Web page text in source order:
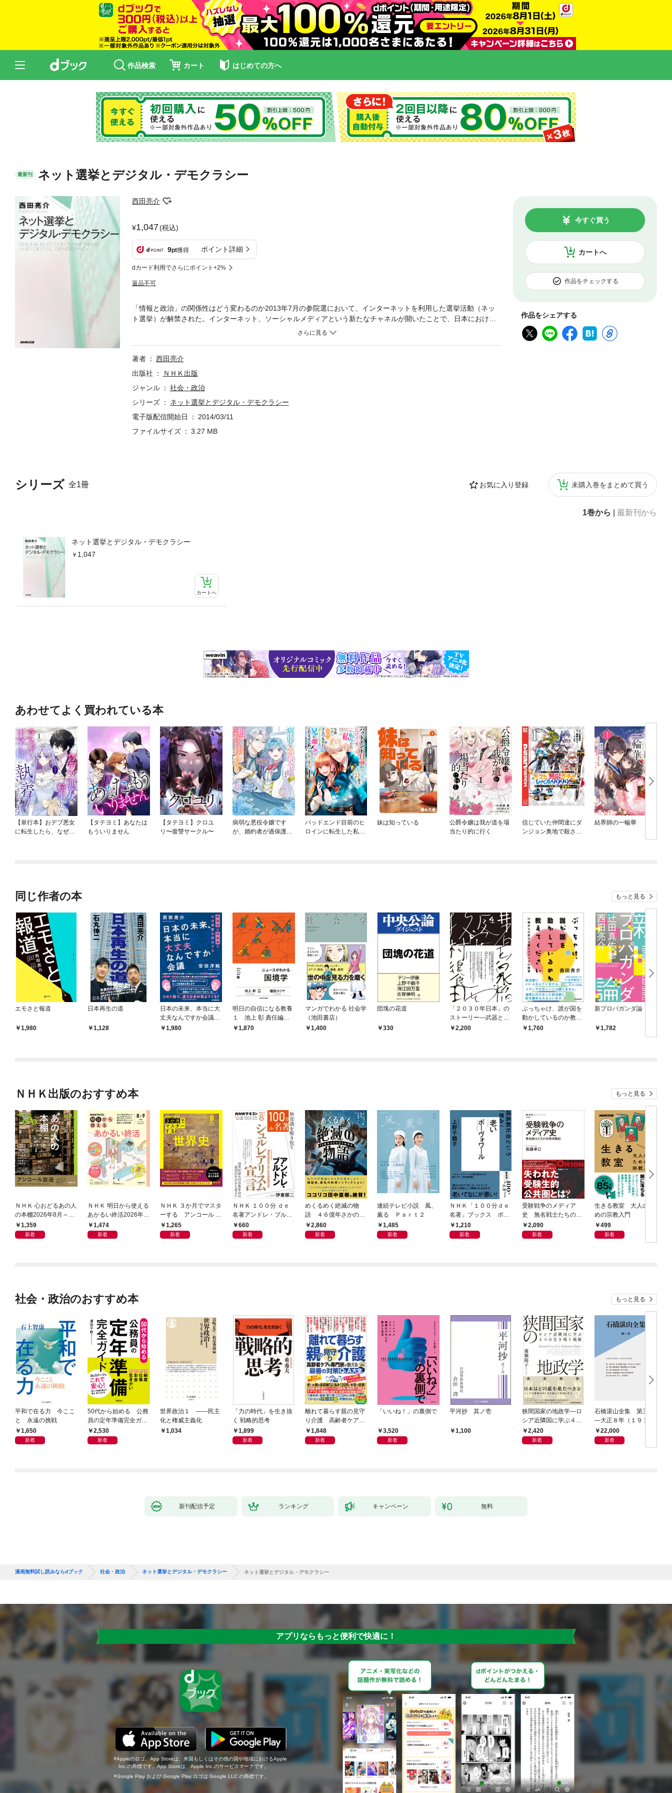
作品検索 カート はじめての方へ
最新刊 ネット選挙とデジタル・デモクラシー
西田亮介
1,047(税込)
9pt獲得 ポイント詳細
dカード利用でさらにポイント+2%
返品不可
カートへ
今すぐ買う
作品をチェックする
作品をシェアする
シリーズ 全1冊 お気に入り登録 未購入巻をまとめて買う
1巻から 最新刊から
ネット選挙とデジタル・デモクラシー
1,047
カートへ
「情報と政治」の関係性はどう変わるのか2013年7月の参院選において、インターネットを利用した選挙活動（ネッ
ト選挙）が解禁された。インターネット、ソーシャルメディアという新たなチャネルが開いたことで、日本における
情報と政治・行政の関係はどのように変化するのか。著者自ら取材した最新情報も交えて中長期的な展望を語る。第1
はデジタル・デモクラシーを求めて政策論争の不在と双方向性の問い政治マーケティングの高度化と政治の透明化／
市場とメディアが民主主義と「共存」する制度設計 など第3章「行政の情報化」と「政党の情報化」「行政の情報
ル・デモクラシーの波―ドイツ海賊党の光と影―」(伊槻雅裕)
著者
西田亮介
出版社
ＮＨＫ出版
ジャンル
社会・政治
シリーズ
ネット選挙とデジタル・デモクラシー
電子版配信開始日
2014/03/11
ファイルサイズ
3.27 MB
あわせてよく買われている本
【単行本】おデブ悪女
に転生したら、なぜか
【タテヨミ】あなたは
もういりません
【タテヨミ】クロユ
リ〜復讐サークル〜
病弱な悪役令嬢です
が、婚約者が過保護す
バッドエンド目前のヒ
ロインに転生した私、
妹は知っている
公爵令嬢は我が道を場
当たり的に行く
信じていた仲間達にダ
ンジョン奥地で殺され
結界師の一輪華
同じ作者の本 もっと見る
エモさと報道
1,980
日本再生の道
1,128
日本の未来、本当に大
丈夫なんですか会議
経済学×社会学で社会
1,980
明日の自信になる教養
１ 池上 彰 責任編
集 ニュースがわかる
1,870
マンガでわかる 社会学
（池田書店）
1,400
団塊の花道
330
「２０３０年日本」の
ストーリー―武器とし
ての社会科学・歴史・
2,200
ぶっちゃけ、誰が国を
動かしているのか教え
てください 17歳から
1,760
新プロパガンダ論
1,782
ＮＨＫ出版のおすすめ本 もっと見る
ＮＨＫ 心おどるあの人
の本棚2026年8月～9
月1,359
新着
ＮＨＫ 明日から使える
あかるい終活2026年8
月～9月
1,474
新着
ＮＨＫ ３か月でマスタ
ーする アンコール 世
界史2026年8月
1,265
新着
ＮＨＫ １００分 ｄｅ
名著アンドレ・ブルト
ン 『シュルレアリスム
宣言』2026年8月
660
新着
めくるめく絶滅の物
語 ４６億年さかのぼ
り地球史
2,860
新着
連続テレビ小説 風、
薫る Ｐａｒｔ２
1,485
新着
ＮＨＫ「１００分ｄｅ
名著」ブックス ボー
ヴォワール 老い 超
高齢社会という「恵
1,210
新着
受験戦争のメディア
史 無名戦士たちの合
格体験記
2,090
新着
生きる教室 大人のた
めの宗教入門
499
新着
社会・政治のおすすめ本 もっと見る
平和で在る力 今ここ
と 永遠の挑戦
1,650
新着
50代から始める 公務
員の定年準備完全ガイ
ド2,530
新着
世界政治１ ――民主
化と権威主義化
1,034
「力の時代」を生き抜
く 戦略的思考
1,899
新着
離れて暮らす親の見守
り介護 高齢者ケアの
専門家が教える最善の
対策Q＆A大全
1,848
新着
「いいね！」の裏側で
3,520
新着
平河抄 其ノ壱
1,100
狭間国家の地政学―ロ
シア近隣国に学ぶ４つ
の生き残り戦略
2,420
新着
石橋湛山全集 第三巻
―大正８年（１９１
９）－大正９年（１９
２０）
22,000
新着
新刊配信予定 ランキング キャンペーン 無料
漫画無料試し読みならdブック 社会・政治 ネット選挙とデジタル・デモクラシー ネット選挙とデジタル・デモクラシー
アプリならもっと便利で快適に！
Appleのロゴ、App Storeは、米国もしくはその他の国や地域におけるApple
Inc.の商標です。App Storeは、Apple Inc.のサービスマークです。
Google Play および Google Play ロゴは Google LLC の商標です。